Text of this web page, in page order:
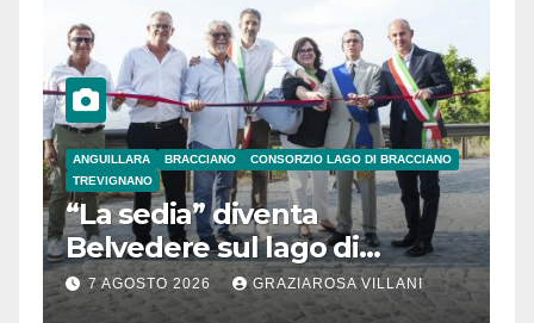
ANGUILLARA BRACCIANO
CONSORZIO LAGO DI BRACCIANO
TREVIGNANO
“La sedia” diventa
Belvedere sul lago di
Bracciano: ieri
l’inaugurazione
7 AGOSTO 2026 GRAZIAROSA VILLANI